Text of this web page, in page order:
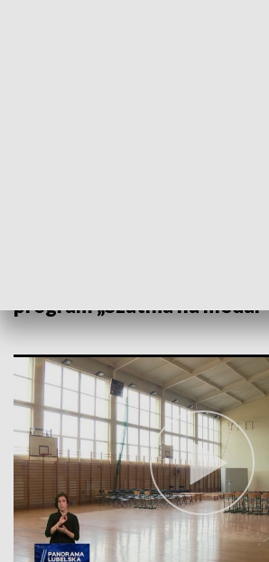
program „Szatnia na medal”